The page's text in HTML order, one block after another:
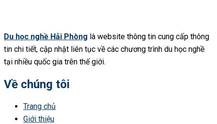
Du học nghề Hải Phòng là website thông tin cung cấp thông
tin chi tiết, cập nhật liên tục về các chương trình du học nghề
tại nhiều quốc gia trên thế giới.
Về chúng tôi
Trang chủ
Giới thiệu